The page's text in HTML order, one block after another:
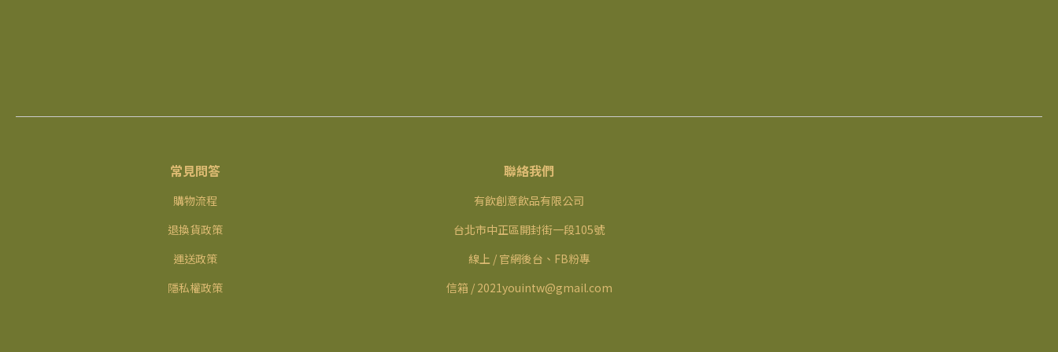
常見問答
購物流程
退換貨政策
運送政策
隱私權政策
聯絡我們
有飲創意飲品有限公司
台北市中正區開封街一段105號
線上 / 官網後台、FB粉專
信箱 / 2021youintw@gmail.com